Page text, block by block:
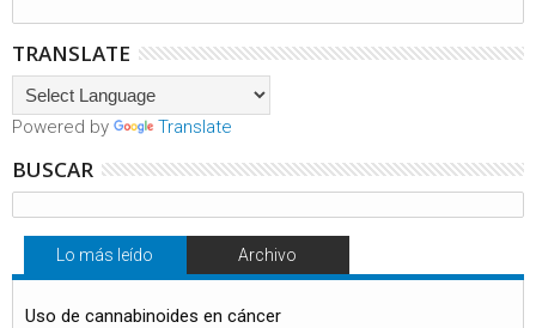
TRANSLATE
Powered by Translate
BUSCAR
Lo más leído Archivo
Uso de cannabinoides en cáncer